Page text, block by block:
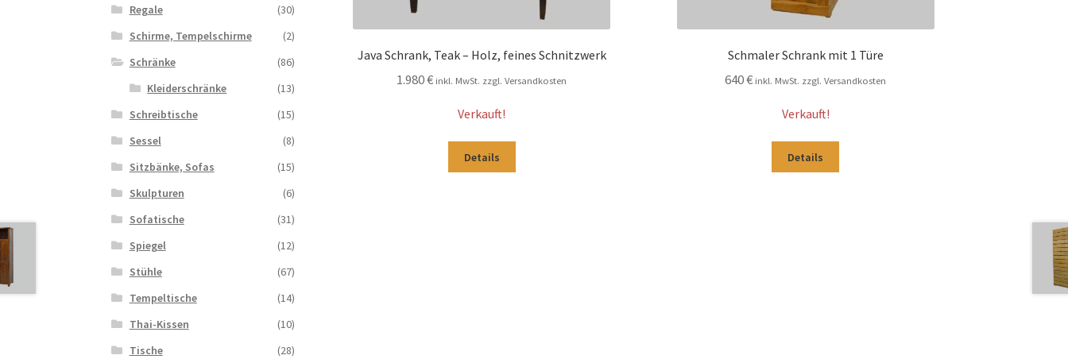
Java Schrank, Teak – Holz, feines Schnitzwerk
1.980€ inkl. MwSt. zzgl. Versandkosten
Verkauft!
Details
Schmaler Schrank mit 1 Türe
640€ inkl. MwSt. zzgl. Versandkosten
Verkauft!
Details
Regale
(30)
Schirme, Tempelschirme
(2)
Schränke
(86)
Kleiderschränke
(13)
Schreibtische
(15)
Sessel
(8)
Sitzbänke, Sofas
(15)
Skulpturen
(6)
Sofatische
(31)
Spiegel
(12)
Stühle
(67)
Tempeltische
(14)
Thai-Kissen
(10)
Tische
(28)